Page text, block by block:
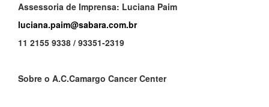
Assessoria de Imprensa: Luciana Paim
luciana.paim@sabara.com.br
11 2155 9338 / 93351-2319
Sobre o A.C.Camargo Cancer Center